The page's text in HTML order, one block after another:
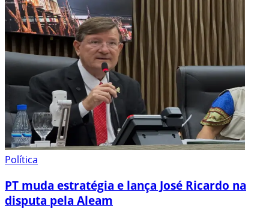
Política
PT muda estratégia e lança José Ricardo na
disputa pela Aleam